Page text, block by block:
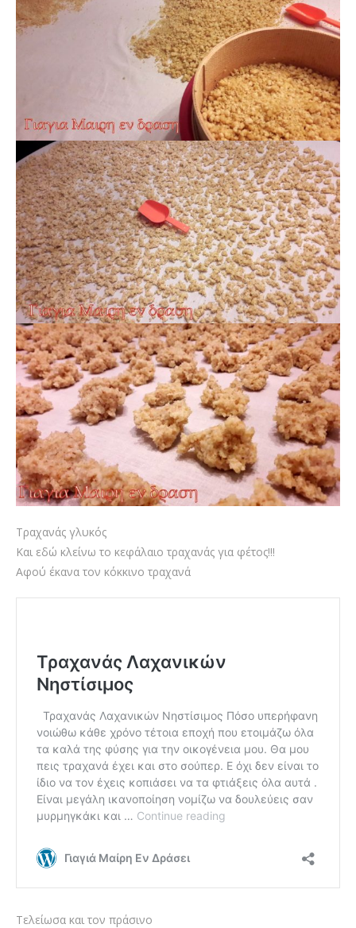
Τραχανάς γλυκός
Και εδώ κλείνω το κεφάλαιο τραχανάς για φέτος!!!
Αφού έκανα τον κόκκινο τραχανά
Τελείωσα και τον πράσινο